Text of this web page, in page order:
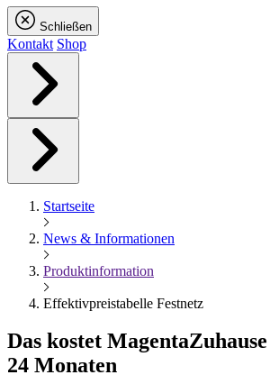
Schließen
Kontakt Shop
Startseite
News & Informationen
Produktinformation
Effektivpreistabelle Festnetz
Das kostet Magenta
24 Monaten